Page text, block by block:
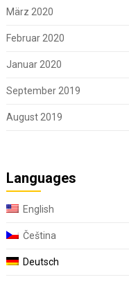
März 2020
Februar 2020
Januar 2020
September 2019
August 2019
Languages
English
Čeština
Deutsch